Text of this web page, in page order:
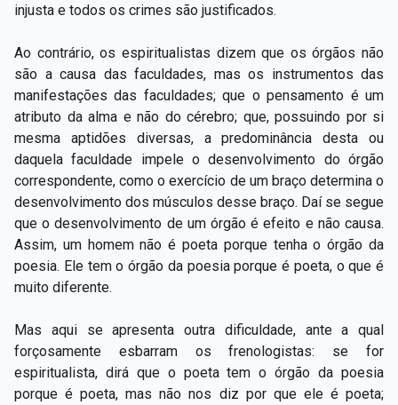
injusta e todos os crimes são justificados.
Ao contrário, os espiritualistas dizem que os órgãos não
são a causa das faculdades, mas os instrumentos das
manifestações das faculdades; que o pensamento é um
atributo da alma e não do cérebro; que, possuindo por si
mesma aptidões diversas, a predominância desta ou
daquela faculdade impele o desenvolvimento do órgão
correspondente, como o exercício de um braço determina o
desenvolvimento dos músculos desse braço. Daí se segue
que o desenvolvimento de um órgão é efeito e não causa.
Assim, um homem não é poeta porque tenha o órgão da
poesia. Ele tem o órgão da poesia porque é poeta, o que é
muito diferente.
Mas aqui se apresenta outra dificuldade, ante a qual
forçosamente esbarram os frenologistas: se for
espiritualista, dirá que o poeta tem o órgão da poesia
porque é poeta, mas não nos diz por que ele é poeta;